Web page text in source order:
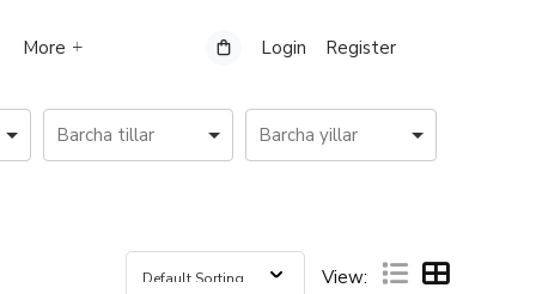
More Login Register
View: